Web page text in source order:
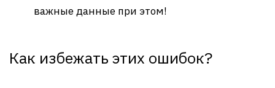
важные данные при этом!
Как избежать этих ошибок?